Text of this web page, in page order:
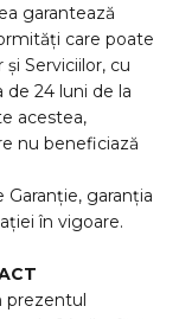
garantează
care poate
Serviciilor, cu
24 luni de la
acestea,
nu beneficiază
garanția
în vigoare.
prezentul